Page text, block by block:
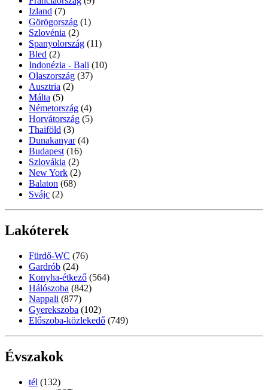
Izland (7)
Görögország (1)
Szlovénia (2)
Spanyolország (11)
Bled (2)
Indonézia - Bali (10)
Olaszország (37)
Ausztria (2)
Málta (5)
Németország (4)
Horvátország (5)
Thaiföld (3)
Dunakanyar (4)
Budapest (16)
Szlovákia (2)
New York (2)
Balaton (68)
Svájc (2)
Lakóterek
Fürdő-WC (76)
Gardrób (24)
Konyha-étkező (564)
Hálószoba (842)
Nappali (877)
Gyerekszoba (102)
Előszoba-közlekedő (749)
Évszakok
tél (132)